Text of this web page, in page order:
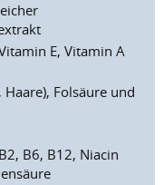
E, Vitamin A
Folsäure und
B6, B12, Niacin